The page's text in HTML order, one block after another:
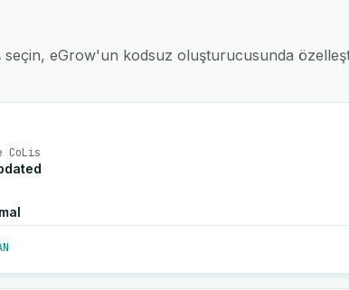
seçin, eGrow'un kodsuz oluşturucusunda
CoLis